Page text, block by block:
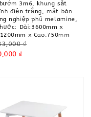
3m6, khung sắt
điện trắng, mặt bàn
nghiệp phủ melamine,
Dài:3600mm x
x Cao:750mm
₫
₫